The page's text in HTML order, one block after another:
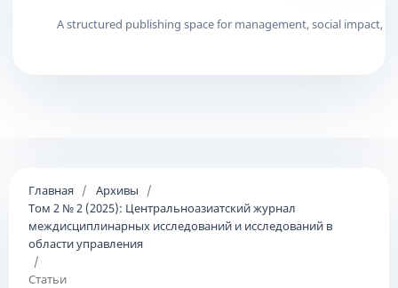
Главная / Архивы
/
Том 2 № 2 (2025): Центральноазиатский журнал
междисциплинарных исследований и исследований в
области управления
/
Статьи